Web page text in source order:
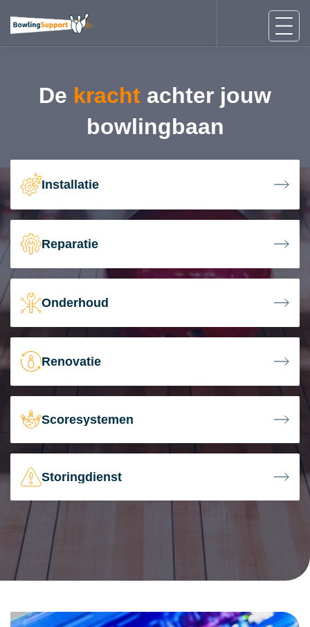
De kracht achter jouw
bowlingbaan
Installatie
Reparatie
Onderhoud
Renovatie
Scoresystemen
Storingdienst